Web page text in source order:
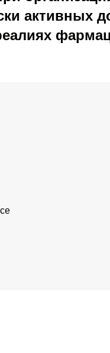
активных